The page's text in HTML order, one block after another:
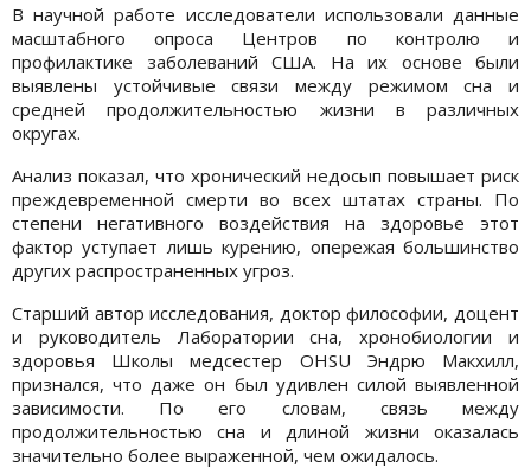
В научной работе исследователи использовали данные
масштабного опроса Центров по контролю и
профилактике заболеваний США. На их основе были
выявлены устойчивые связи между режимом сна и
средней продолжительностью жизни в различных
округах.
Анализ показал, что хронический недосып повышает риск
преждевременной смерти во всех штатах страны. По
степени негативного воздействия на здоровье этот
фактор уступает лишь курению, опережая большинство
других распространенных угроз.
Старший автор исследования, доктор философии, доцент
и руководитель Лаборатории сна, хронобиологии и
здоровья Школы медсестер OHSU Эндрю Макхилл,
признался, что даже он был удивлен силой выявленной
зависимости. По его словам, связь между
продолжительностью сна и длиной жизни оказалась
значительно более выраженной, чем ожидалось.